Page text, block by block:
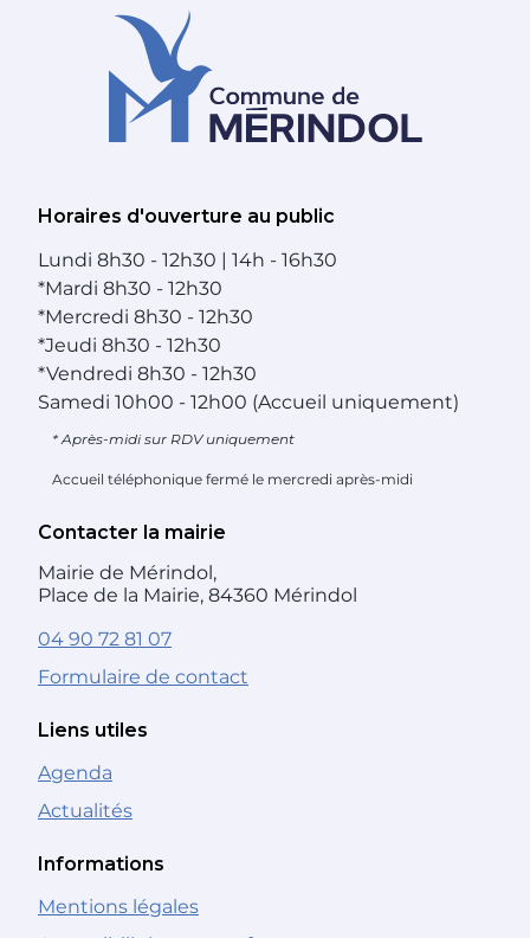
Horaires d'ouverture au public
Lundi 8h30 - 12h30 | 14h - 16h30
*Mardi 8h30 - 12h30
*Mercredi 8h30 - 12h30
*Jeudi 8h30 - 12h30
*Vendredi 8h30 - 12h30
Samedi 10h00 - 12h00 (Accueil uniquement)
* Après-midi sur RDV uniquement
Accueil téléphonique fermé le mercredi après-midi
Contacter la mairie
Mairie de Mérindol,
Place de la Mairie, 84360 Mérindol
04 90 72 81 07
Formulaire de contact
Liens utiles
Agenda
Actualités
Informations
Mentions légales